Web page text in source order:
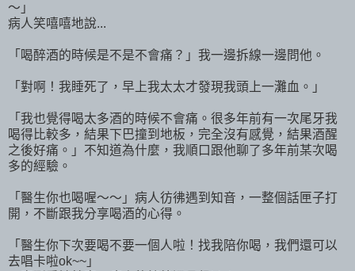
～」
病人笑嘻嘻地說...
「喝醉酒的時候是不是不會痛？」我一邊拆線一邊問他。
「對啊！我睡死了，早上我太太才發現我頭上一灘血。」
「我也覺得喝太多酒的時候不會痛。很多年前有一次尾牙我
喝得比較多，結果下巴撞到地板，完全沒有感覺，結果酒醒
之後好痛。」不知道為什麼，我順口跟他聊了多年前某次喝
多的經驗。
「醫生你也喝喔～～」病人彷彿遇到知音，一整個話匣子打
開，不斷跟我分享喝酒的心得。
「醫生你下次要喝不要一個人啦！找我陪你喝，我們還可以
去唱卡啦ok~~」